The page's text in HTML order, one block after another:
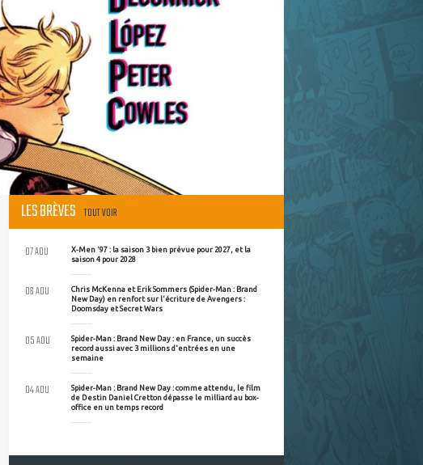
LES BRÈVES TOUT VOIR
X-Men '97 : la saison 3 bien prévue pour 2027, et la
saison 4 pour 2028
07 AOU
Chris McKenna et Erik Sommers (Spider-Man : Brand
New Day) en renfort sur l'écriture de Avengers :
Doomsday et Secret Wars
06 AOU
Spider-Man : Brand New Day : en France, un succès
record aussi avec 3 millions d'entrées en une
semaine
05 AOU
Spider-Man : Brand New Day : comme attendu, le film
de Destin Daniel Cretton dépasse le milliard au box-
office en un temps record
04 AOU